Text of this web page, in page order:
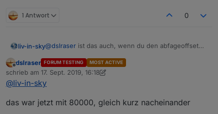
1 Antwort 0
liv-in-sky@dslraser ist das auch, wenn du den abfageoffset
jetzt bei 45000
nimm mal 80000 - und probier mal, ob es immer noch
ist
Offline
dslraser FORUM TESTING MOST ACTIVE
schrieb am 17. Sept. 2019, 16:18
zuletzt editiert von dslraser
@liv-in-sky
das war jetzt mit 80000, gleich kurz nacheinander